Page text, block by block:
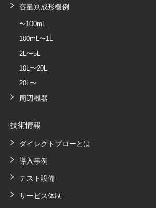
容量別成形機例
〜100mL
100mL〜1L
2L〜5L
10L〜20L
20L〜
周辺機器
技術情報
ダイレクトブローとは
導入事例
テスト設備
サービス体制